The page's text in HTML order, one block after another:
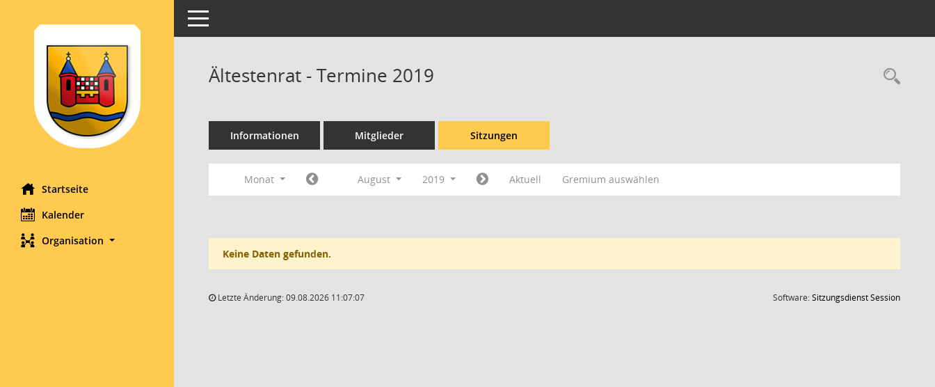
Startseite
Kalender
Organisation
Toggle navigation
Ältestenrat - Termine 2019
Informationen Mitglieder Sitzungen
Monat August 2019 Aktuell Gremium auswählen
Keine Daten gefunden.
Letzte Änderung: 09.08.2026 11:07:07 Software:SitzungsdienstSession(Wird in